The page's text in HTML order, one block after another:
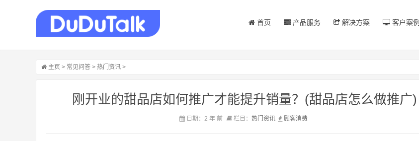
首页 产品服务 解决方案 客户案例
主页 > 常见问答 > 热门资讯 >
刚开业的甜品店如何推广才能提升销量？(甜品店怎么做推广)
日期：2 年 前 栏目： 热门资讯 顾客消费